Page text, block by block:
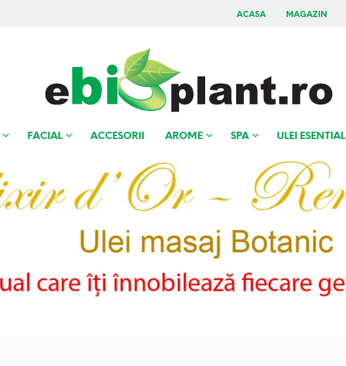
ACASA MAGAZIN
FACIAL ACCESORII AROME SPA ULEI ESENTIAL